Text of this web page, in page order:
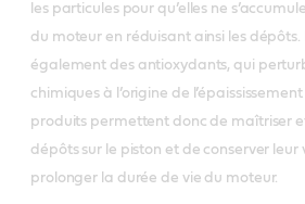
les particules pour qu’elles ne
du moteur en réduisant ainsi les dépôts.
également des antioxydants, qui
chimiques à l’origine de l’épaississement
produits permettent donc de maîtriser
dépôts sur le piston et de conserver leur
prolonger la durée de vie du moteur.